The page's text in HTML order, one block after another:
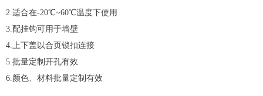
2.适合在-20℃~60℃温度下使用
3.配挂钩可用于墙壁
4.上下盖以合页锁扣连接
5.批量定制开孔有效
6.颜色、材料批量定制有效